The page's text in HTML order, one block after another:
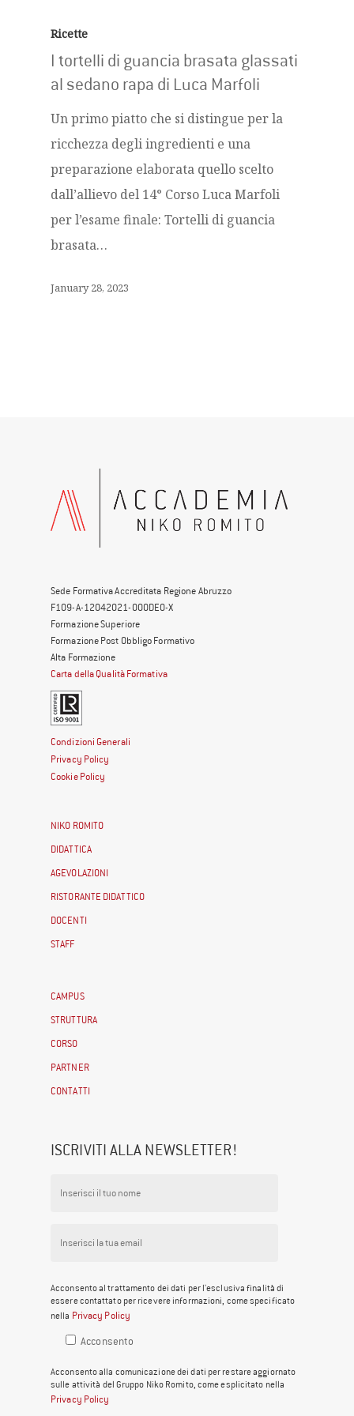
Ricette
I tortelli di guancia brasata glassati
al sedano rapa di Luca Marfoli
Un primo piatto che si distingue per la
ricchezza degli ingredienti e una
preparazione elaborata quello scelto
dall’allievo del 14° Corso Luca Marfoli
per l’esame finale: Tortelli di guancia
brasata…
January 28, 2023
Sede Formativa Accreditata Regione Abruzzo
F109-A-12042021-000DE0-X
Formazione Superiore
Formazione Post Obbligo Formativo
Alta Formazione
Carta della Qualità Formativa
Condizioni Generali
Privacy Policy
Cookie Policy
NIKO ROMITO
DIDATTICA
AGEVOLAZIONI
RISTORANTE DIDATTICO
DOCENTI
STAFF
CAMPUS
STRUTTURA
CORSO
PARTNER
CONTATTI
ISCRIVITI ALLA NEWSLETTER!
Acconsento al trattamento dei dati per l'esclusiva finalità di
essere contattato per ricevere informazioni, come specificato
nella Privacy Policy
Acconsento
Acconsento alla comunicazione dei dati per restare aggiornato
sulle attività del Gruppo Niko Romito, come esplicitato nella
Privacy Policy